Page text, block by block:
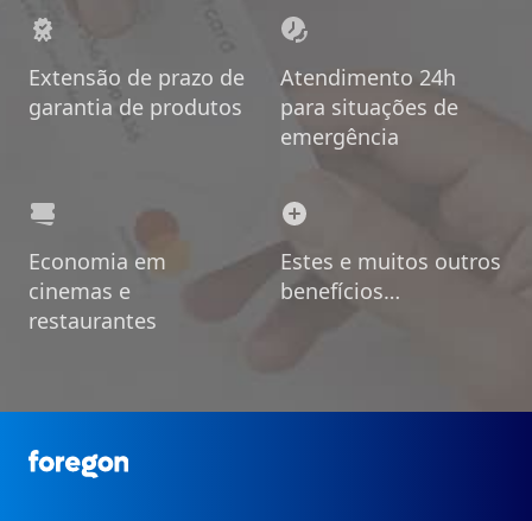
Extensão de prazo de
garantia de produtos
Atendimento 24h
para situações de
emergência
Economia em
cinemas e
restaurantes
Estes e muitos outros
benefícios…
Foregon.com